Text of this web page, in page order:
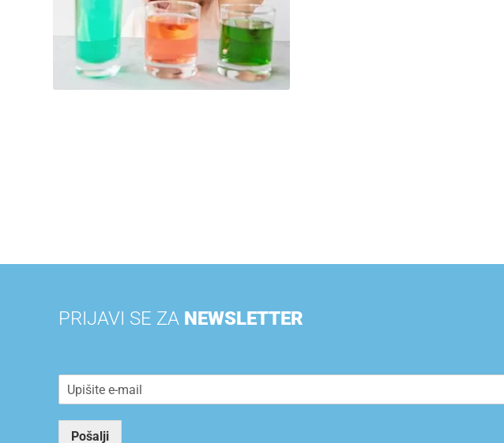
PRIJAVI SE ZA NEWSLETTER
m
Pošalji